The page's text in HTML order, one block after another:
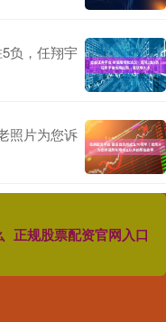
负，任翔宇
照片为您诉
正规股票配资官网入口